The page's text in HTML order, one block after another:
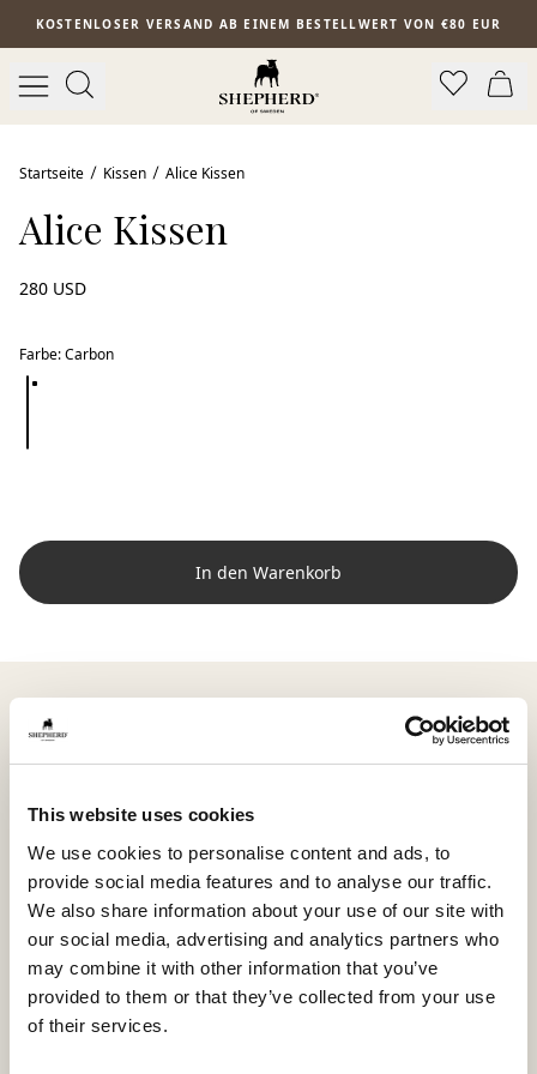
This website uses cookies
We use cookies to personalise content and ads, to
provide social media features and to analyse our traffic.
We also share information about your use of our site with
our social media, advertising and analytics partners who
may combine it with other information that you’ve
provided to them or that they’ve collected from your use
of their services.
Zum Hauptinhalt springen
KOSTENLOSER VERSAND AB EINEM BESTELLWERT VON €80 EUR
Startseite Kissen Alice Kissen
Alice Kissen
280 USD
Farbe:Carbon
In den Warenkorb
Shepherd Alice ist ein weiches Kissen aus
kurzhaarigem Lammfell, das Sofa, Bett oder
Lieblingssessel Wärme und Struktur verleiht. Mit
natürlichen Bestandteil der Einrichtung –
gleichermaßen schön als Rückenstütze oder als
weiche Schicht zum Anlehnen.
Die hohe Wolldichte und die lebendige Struktur des
Lammfells machen jedes Kissen einzigartig.
Natürliche Farbnuancen und Variationen der
Oberfläche unterstreichen die Qualität und vermitteln